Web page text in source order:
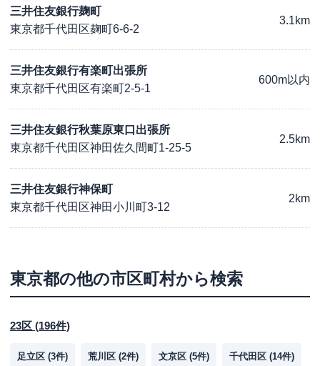
三井住友銀行麹町
東京都千代田区麹町6-6-2
3.1km
三井住友銀行有楽町出張所
東京都千代田区有楽町2-5-1
600m以内
三井住友銀行秋葉原東口出張所
東京都千代田区神田佐久間町1-25-5
2.5km
三井住友銀行神保町
東京都千代田区神田小川町3-12
2km
東京都の他の市区町村から検索
23区 (196件)
足立区 (3件) 荒川区 (2件) 文京区 (5件) 千代田区 (14件)